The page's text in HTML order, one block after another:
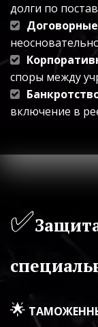
долги по
споры между
включение в
✅
🌟